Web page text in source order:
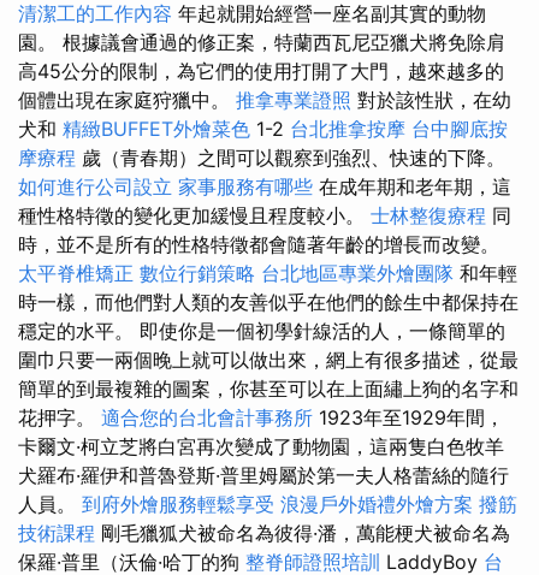
清潔工的工作內容 年起就開始經營一座名副其實的動物
園。 根據議會通過的修正案，特蘭西瓦尼亞獵犬將免除肩
高45公分的限制，為它們的使用打開了大門，越來越多的
個體出現在家庭狩獵中。 推拿專業證照 對於該性狀，在幼
犬和 精緻BUFFET外燴菜色 1-2 台北推拿按摩 台中腳底按
摩療程 歲（青春期）之間可以觀察到強烈、快速的下降。
如何進行公司設立 家事服務有哪些 在成年期和老年期，這
種性格特徵的變化更加緩慢且程度較小。 士林整復療程 同
時，並不是所有的性格特徵都會隨著年齡的增長而改變。
太平脊椎矯正 數位行銷策略 台北地區專業外燴團隊 和年輕
時一樣，而他們對人類的友善似乎在他們的餘生中都保持在
穩定的水平。 即使你是一個初學針線活的人，一條簡單的
圍巾只要一兩個晚上就可以做出來，網上有很多描述，從最
簡單的到最複雜的圖案，你甚至可以在上面繡上狗的名字和
花押字。 適合您的台北會計事務所 1923年至1929年間，
卡爾文·柯立芝將白宮再次變成了動物園，這兩隻白色牧羊
犬羅布·羅伊和普魯登斯·普里姆屬於第一夫人格蕾絲的隨行
人員。 到府外燴服務輕鬆享受 浪漫戶外婚禮外燴方案 撥筋
技術課程 剛毛獵狐犬被命名為彼得·潘，萬能梗犬被命名為
保羅·普里（沃倫·哈丁的狗 整脊師證照培訓 LaddyBoy 台